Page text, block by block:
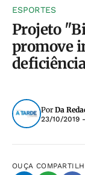
ESPORTES
Projeto
promove
Por Da
23/10/2019
OUÇA